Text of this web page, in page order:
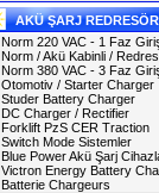
AKÜ ŞARJ
Norm 220 VAC - 1 Faz
Norm / Akü Kabinli /
Norm 380 VAC - 3 Faz
Otomotiv / Starter Charger
Studer Battery Charger
DC Charger / Rectifier
Forklift PzS CER Traction
Switch Mode Sistemler
Blue Power Akü Şarj
Victron Energy Battery
Batterie Chargeurs